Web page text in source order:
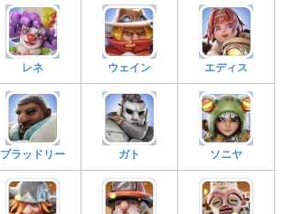
レネ ウェイン エディス
ブラッドリー ガト ソニヤ